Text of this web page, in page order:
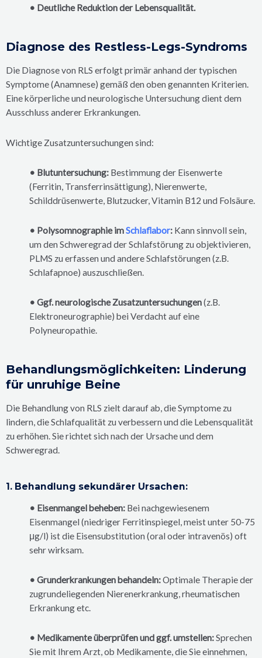
• Deutliche Reduktion der Lebensqualität.
Diagnose des Restless-Legs-Syndroms
Die Diagnose von RLS erfolgt primär anhand der typischen
Symptome (Anamnese) gemäß den oben genannten Kriterien.
Eine körperliche und neurologische Untersuchung dient dem
Ausschluss anderer Erkrankungen.
Wichtige Zusatzuntersuchungen sind:
• Blutuntersuchung: Bestimmung der Eisenwerte
(Ferritin, Transferrinsättigung), Nierenwerte,
Schilddrüsenwerte, Blutzucker, Vitamin B12 und Folsäure.
• Polysomnographie imSchlaflabor: Kann sinnvoll sein,
um den Schweregrad der Schlafstörung zu objektivieren,
PLMS zu erfassen und andere Schlafstörungen (z.B.
Schlafapnoe) auszuschließen.
• Ggf. neurologische Zusatzuntersuchungen(z.B.
Elektroneurographie) bei Verdacht auf eine
Polyneuropathie.
Behandlungsmöglichkeiten: Linderung
für unruhige Beine
Die Behandlung von RLS zielt darauf ab, die Symptome zu
lindern, die Schlafqualität zu verbessern und die Lebensqualität
zu erhöhen. Sie richtet sich nach der Ursache und dem
Schweregrad.
1. Behandlung sekundärer Ursachen:
• Eisenmangel beheben: Bei nachgewiesenem
Eisenmangel (niedriger Ferritinspiegel, meist unter 50-75
μg/l) ist die Eisensubstitution (oral oder intravenös) oft
sehr wirksam.
• Grunderkrankungen behandeln:Optimale Therapie der
zugrundeliegenden Nierenerkrankung, rheumatischen
Erkrankung etc.
• Medikamente überprüfen und ggf. umstellen:Sprechen
Sie mit Ihrem Arzt, ob Medikamente, die Sie einnehmen,